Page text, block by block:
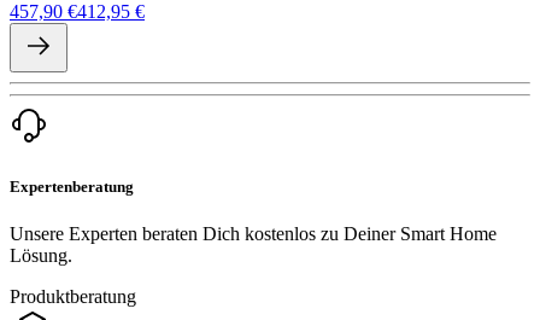
457,90 €412,95 €
Expertenberatung
Unsere Experten beraten Dich kostenlos zu Deiner Smart Home
Lösung.
Produktberatung